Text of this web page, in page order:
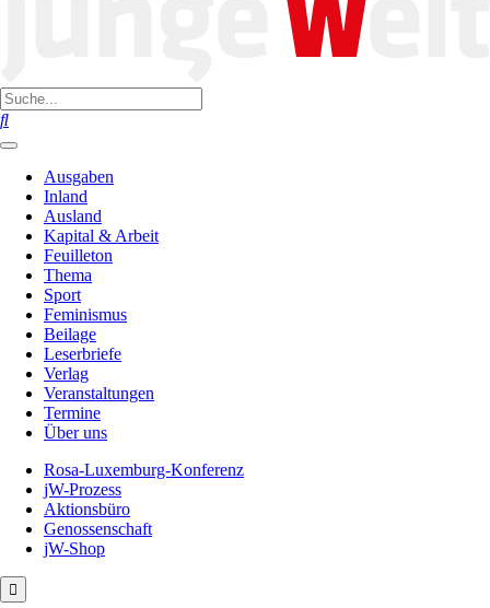
Ausgaben
Inland
Ausland
Kapital & Arbeit
Feuilleton
Thema
Sport
Feminismus
Beilage
Leserbriefe
Verlag
Veranstaltungen
Termine
Über uns
Rosa-Luxemburg-Konferenz
jW-Prozess
Aktionsbüro
Genossenschaft
jW-Shop